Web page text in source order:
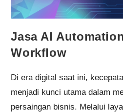
Jasa AI
Workflow
Di era digital saat ini,
menjadi kunci utama dalam
persaingan bisnis. Melalui